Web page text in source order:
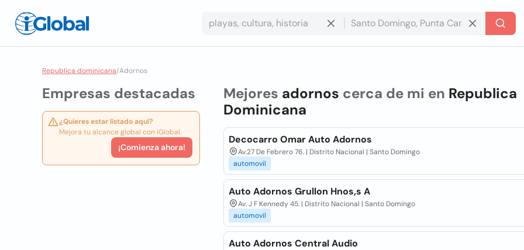
Republica dominicana/Adornos
Empresas destacadas
¿Quieres estar listado aquí?
Mejora tu alcance global con iGlobal.
¡Comienza ahora!
Mejores adornos cerca de mi en Republica
Dominicana
Decocarro Omar Auto Adornos
Av.27 De Febrero 76. | Distrito Nacional | Santo Domingo
automovil
Auto Adornos Grullon Hnos,s A
Av. J F Kennedy 45. | Distrito Nacional | Santo Domingo
automovil
Auto Adornos Central Audio